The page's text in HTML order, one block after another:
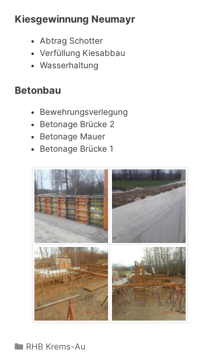
Kiesgewinnung Neumayr
Abtrag Schotter
Verfüllung Kiesabbau
Wasserhaltung
Betonbau
Bewehrungsverlegung
Betonage Brücke 2
Betonage Mauer
Betonage Brücke 1
Kategorien
RHB Krems-Au